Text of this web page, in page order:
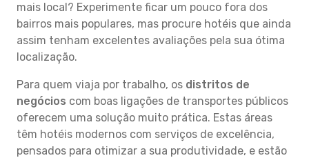
mais local? Experimente ficar um pouco fora dos
bairros mais populares, mas procure hotéis que ainda
assim tenham excelentes avaliações pela sua ótima
localização.
Para quem viaja por trabalho, os distritos de
negócios com boas ligações de transportes públicos
oferecem uma solução muito prática. Estas áreas
têm hotéis modernos com serviços de excelência,
pensados para otimizar a sua produtividade, e estão